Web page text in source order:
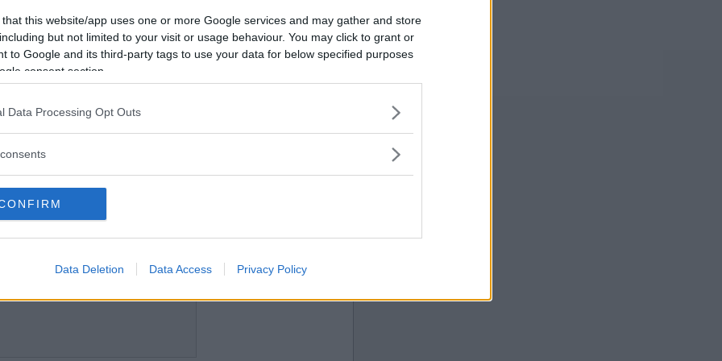
that this website/app uses one or more Google services and may gather and store
but not limited to your visit or usage behaviour. You may click to grant or
to Google and its third-party tags to use your data for below specified purposes
consent section.
Data Processing Opt Outs
Data Deletion Data Access Privacy Policy
ha ?
2016-09-04 18:16
Vill du bli
medlem?